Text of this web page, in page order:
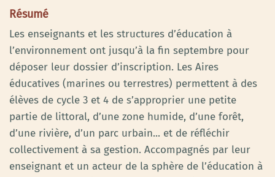
Résumé
Les enseignants et les structures d’éducation à
l’environnement ont jusqu’à la fin septembre pour
déposer leur dossier d’inscription. Les Aires
éducatives (marines ou terrestres) permettent à des
élèves de cycle 3 et 4 de s’approprier une petite
partie de littoral, d’une zone humide, d’une forêt,
d’une rivière, d’un parc urbain... et de réfléchir
collectivement à sa gestion. Accompagnés par leur
enseignant et un acteur de la sphère de l’éducation à